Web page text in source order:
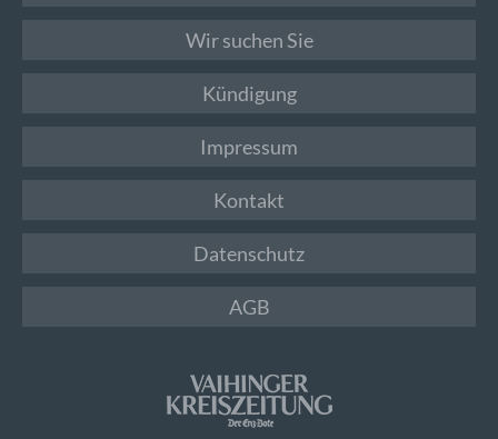
Wir suchen Sie
Kündigung
Impressum
Kontakt
Datenschutz
AGB